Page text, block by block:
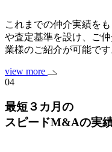
これまでの仲介実績を
や査定基準を設け、ご
業様のご紹介が可能です
view more
04
最短３カ月の
スピードM&Aの実